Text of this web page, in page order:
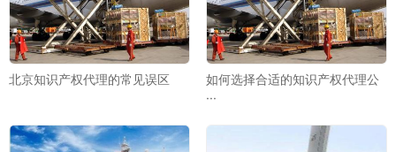
北京知识产权代理的常见误区
如何选择合适的知识产权代理公
···